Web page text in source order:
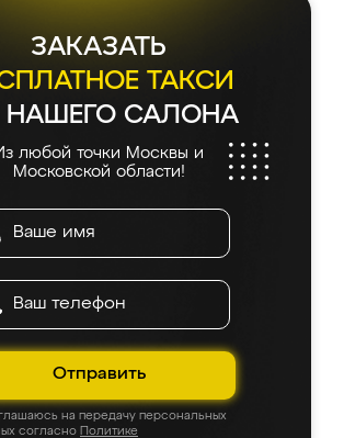
ЗАКАЗАТЬ
ТАКСИ
САЛОНА
любой точки Москвы и
Московской области!
Отправить
на передачу персональных
согласно Политике